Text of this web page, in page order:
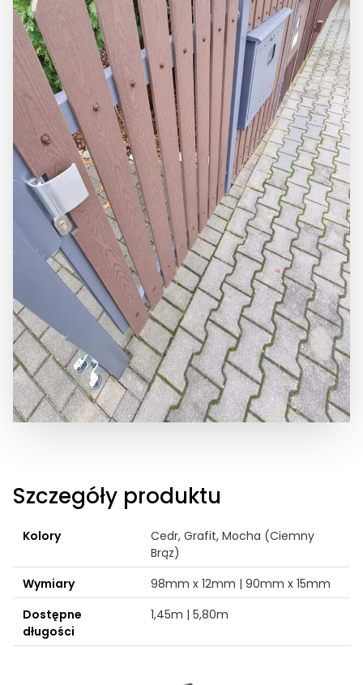
Szczegóły produktu
Kolory
Cedr, Grafit, Mocha (Ciemny
Brąz)
Wymiary
98mm x 12mm | 90mm x 15mm
Dostępne
długości
1,45m | 5,80m